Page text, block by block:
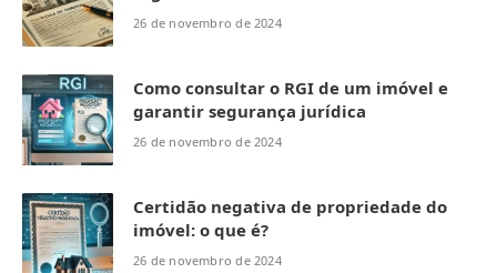
26 de novembro de 2024
Como consultar o RGI de um imóvel e
garantir segurança jurídica
26 de novembro de 2024
Certidão negativa de propriedade do
imóvel: o que é?
26 de novembro de 2024